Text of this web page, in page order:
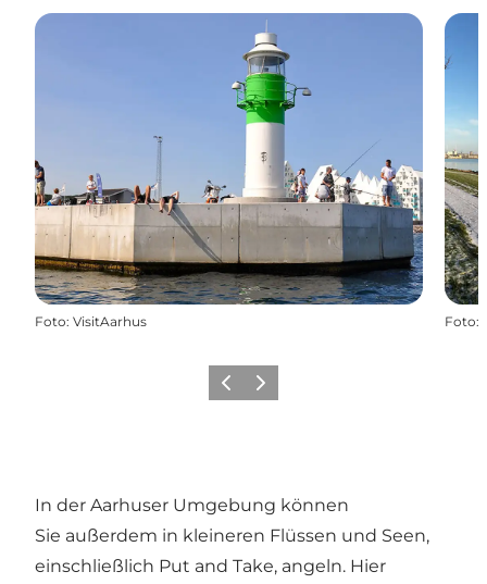
Foto: VisitAarhus Foto:
ZurückWeiter
In der Aarhuser Umgebung können
Sie außerdem in kleineren Flüssen und Seen,
einschließlich Put and Take, angeln. Hier